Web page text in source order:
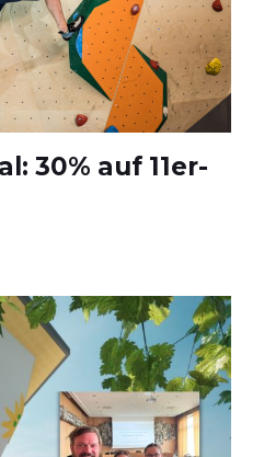
30% auf 11er-